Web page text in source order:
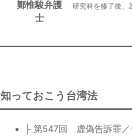
鄭惟駿弁護
士
研究科を修了後、
知っておこう台湾法
├ 第547回 虚偽告訴罪／